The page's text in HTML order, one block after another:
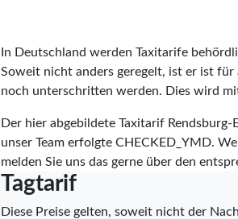
In Deutschland werden Taxitarife
Soweit nicht anders geregelt, ist er ist
noch unterschritten werden. Dies wird
Der hier abgebildete Taxitarif
unser Team erfolgte CHECKED_YMD.
melden Sie uns das gerne über den
Tagtarif
Diese Preise gelten, soweit nicht der